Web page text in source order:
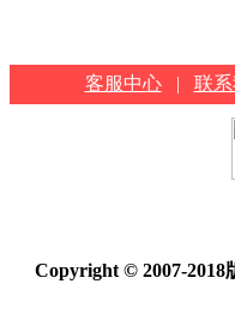
客服中心 | 联
Copyright © 2007-2018